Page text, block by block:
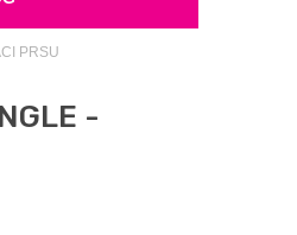
PRSU
-